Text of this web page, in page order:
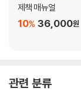
제책 매뉴얼
36,000원
10%
관련 분류